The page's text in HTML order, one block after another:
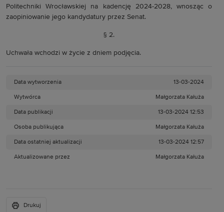
Politechniki Wrocławskiej na kadencję 2024-2028, wnosząc o
zaopiniowanie jego kandydatury przez Senat.
§ 2.
Uchwała wchodzi w życie z dniem podjęcia.
Data wytworzenia 13-03-2024
Wytwórca Małgorzata Kałuża
Data publikacji 13-03-2024 12:53
Osoba publikująca Małgorzata Kałuża
Data ostatniej aktualizacji 13-03-2024 12:57
Aktualizowane przez Małgorzata Kałuża
Drukuj